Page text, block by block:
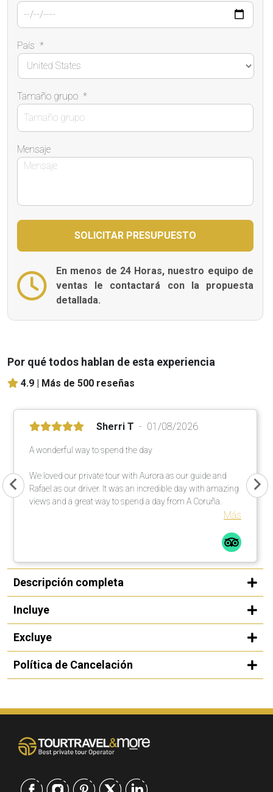
País *
Tamaño grupo *
Mensaje
En menos de 24 Horas, nuestro equipo de
ventas le contactará con la propuesta
detallada.
Por qué todos hablan de esta experiencia
4.9 | Más de 500 reseñas
Sherri T 01/08/2026
A wonderful way to spend the day
We loved our private tour with Aurora as our guide and
Rafael as our driver. It was an incredible day with amazing
views and a great way to spend a day from A Coruña.
Más
Descripción completa
Incluye
Excluye
Política de Cancelación